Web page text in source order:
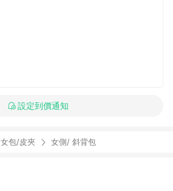
設定到價通知
女包/皮夾 女側/ 斜背包